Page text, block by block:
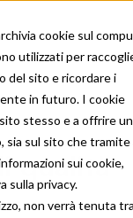
cookie sul
utilizzati per
del sito e ricordare i
in futuro. I cookie
stesso e a offrire un
sia sul sito che
sui cookie,
sulla privacy.
non verrà tenuta
qualità